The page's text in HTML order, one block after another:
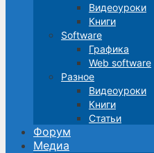
Видеоуроки
Книги
Software
Графика
Web software
Разное
Видеоуроки
Книги
Статьи
Форум
Медиа